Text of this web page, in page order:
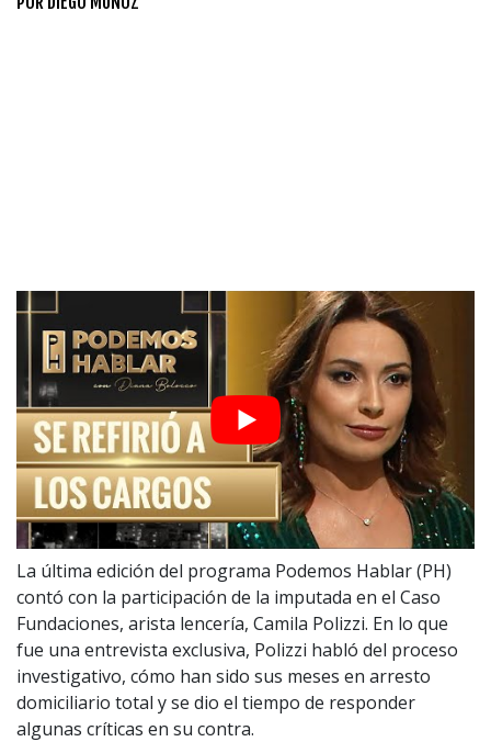
La última edición del programa Podemos Hablar (PH)
contó con la participación de la imputada en el Caso
Fundaciones, arista lencería, Camila Polizzi. En lo que
fue una entrevista exclusiva, Polizzi habló del proceso
investigativo, cómo han sido sus meses en arresto
domiciliario total y se dio el tiempo de responder
algunas críticas en su contra.